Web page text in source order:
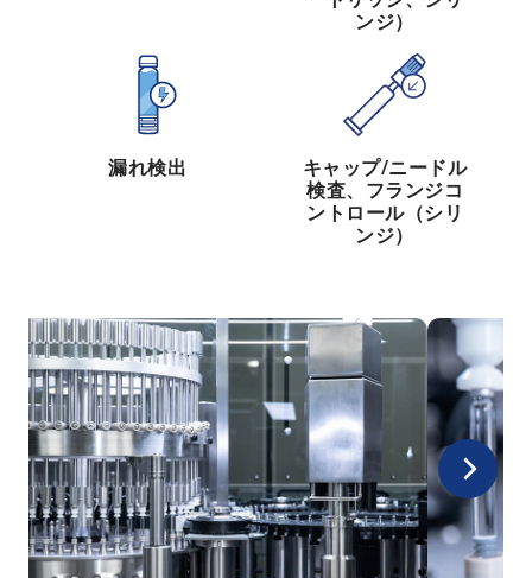
ンジ）
漏れ検出
キャップ/ニードル
検査、フランジコ
ントロール（シリ
ンジ）